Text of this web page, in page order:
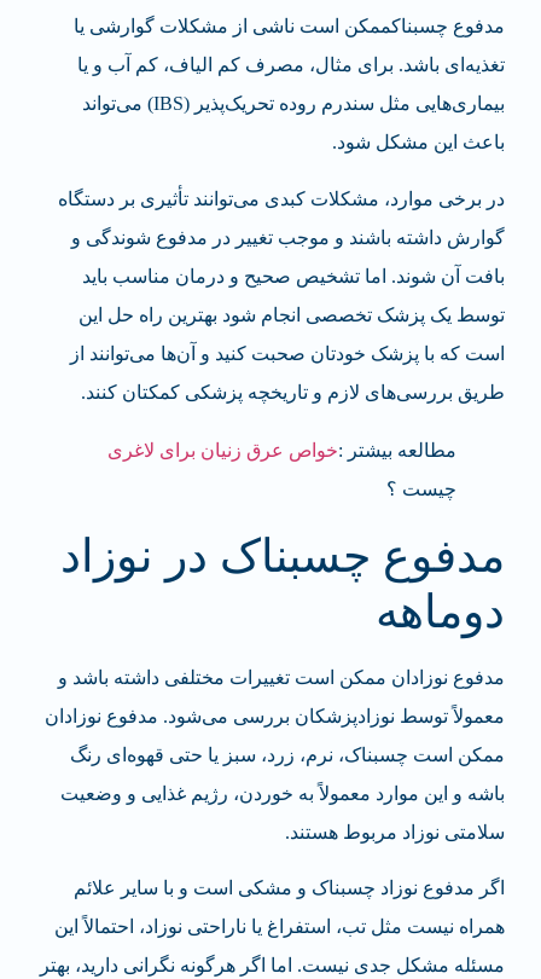
مدفوع چسبناکممکن است ناشی از مشکلات گوارشی یا
تغذیه‌ای باشد. برای مثال، مصرف کم الیاف، کم آب و یا
بیماری‌هایی مثل سندرم روده تحریک‌پذیر (IBS) می‌تواند
باعث این مشکل شود.
در برخی موارد، مشکلات کبدی می‌توانند تأثیری بر دستگاه
گوارش داشته باشند و موجب تغییر در مدفوع شوندگی و
بافت آن شوند. اما تشخیص صحیح و درمان مناسب باید
توسط یک پزشک تخصصی انجام شود بهترین راه حل این
است که با پزشک خودتان صحبت کنید و آن‌ها می‌توانند از
طریق بررسی‌های لازم و تاریخچه پزشکی کمکتان کنند.
مطالعه بیشتر :خواص عرق زنیان برای لاغری
چیست ؟
مدفوع چسبناک در نوزاد
دوماهه
مدفوع نوزادان ممکن است تغییرات مختلفی داشته باشد و
معمولاً توسط نوزاد‌پزشکان بررسی می‌شود. مدفوع نوزادان
ممکن است چسبناک، نرم، زرد، سبز یا حتی قهوه‌ای رنگ
باشه و این موارد معمولاً به خوردن، رژیم غذایی و وضعیت
سلامتی نوزاد مربوط هستند.
اگر مدفوع نوزاد چسبناک و مشکی است و با سایر علائم
همراه نیست مثل تب، استفراغ یا ناراحتی نوزاد، احتمالاً این
مسئله مشکل جدی نیست. اما اگر هرگونه نگرانی دارید، بهتر